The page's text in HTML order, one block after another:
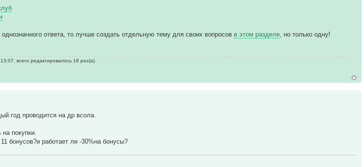
ответа, то лучше создать отдельную тему для своих вопросов в этом разделе , но только одну!
всего редактировалось 18 раз(а).
год проводится на др всола.
покупки.
бонусов?и работает ли -30%на бонусы?